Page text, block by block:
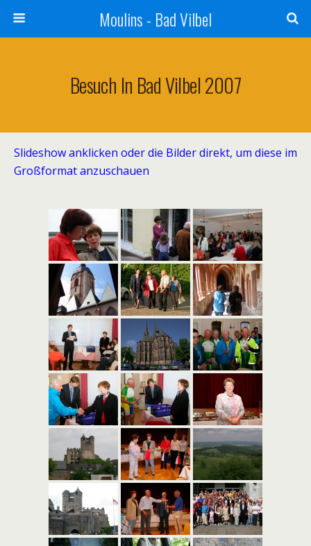
Moulins - Bad Vilbel
Besuch In Bad Vilbel 2007
Slideshow anklicken oder die Bilder direkt, um diese im
Großformat anzuschauen